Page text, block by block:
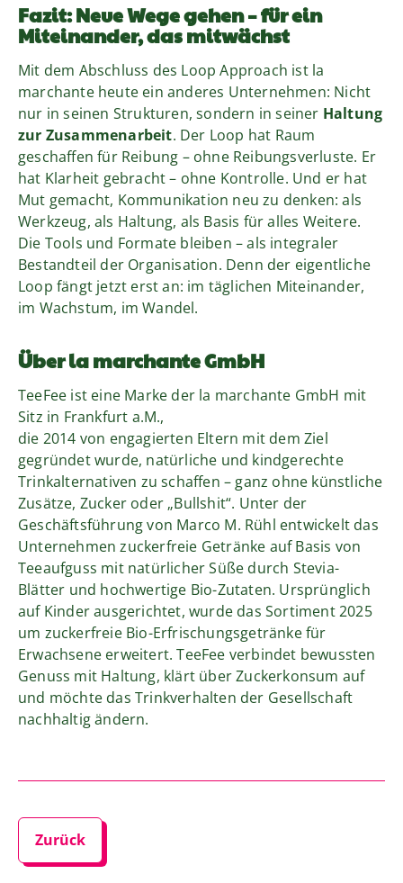
Fazit: Neue Wege gehen – für ein
Miteinander, das mitwächst
Mit dem Abschluss des Loop Approach ist la
marchante heute ein anderes Unternehmen: Nicht
nur in seinen Strukturen, sondern in seiner Haltung
zur Zusammenarbeit. Der Loop hat Raum
geschaffen für Reibung – ohne Reibungsverluste. Er
hat Klarheit gebracht – ohne Kontrolle. Und er hat
Mut gemacht, Kommunikation neu zu denken: als
Werkzeug, als Haltung, als Basis für alles Weitere.
Die Tools und Formate bleiben – als integraler
Bestandteil der Organisation. Denn der eigentliche
Loop fängt jetzt erst an: im täglichen Miteinander,
im Wachstum, im Wandel.
Über la marchante GmbH
TeeFee ist eine Marke der la marchante GmbH mit
Sitz in Frankfurt a.M.,
die 2014 von engagierten Eltern mit dem Ziel
gegründet wurde, natürliche und kindgerechte
Trinkalternativen zu schaffen – ganz ohne künstliche
Zusätze, Zucker oder „Bullshit“. Unter der
Geschäftsführung von Marco M. Rühl entwickelt das
Unternehmen zuckerfreie Getränke auf Basis von
Teeaufguss mit natürlicher Süße durch Stevia-
Blätter und hochwertige Bio-Zutaten. Ursprünglich
auf Kinder ausgerichtet, wurde das Sortiment 2025
um zuckerfreie Bio-Erfrischungsgetränke für
Erwachsene erweitert. TeeFee verbindet bewussten
Genuss mit Haltung, klärt über Zuckerkonsum auf
und möchte das Trinkverhalten der Gesellschaft
nachhaltig ändern.
Zurück